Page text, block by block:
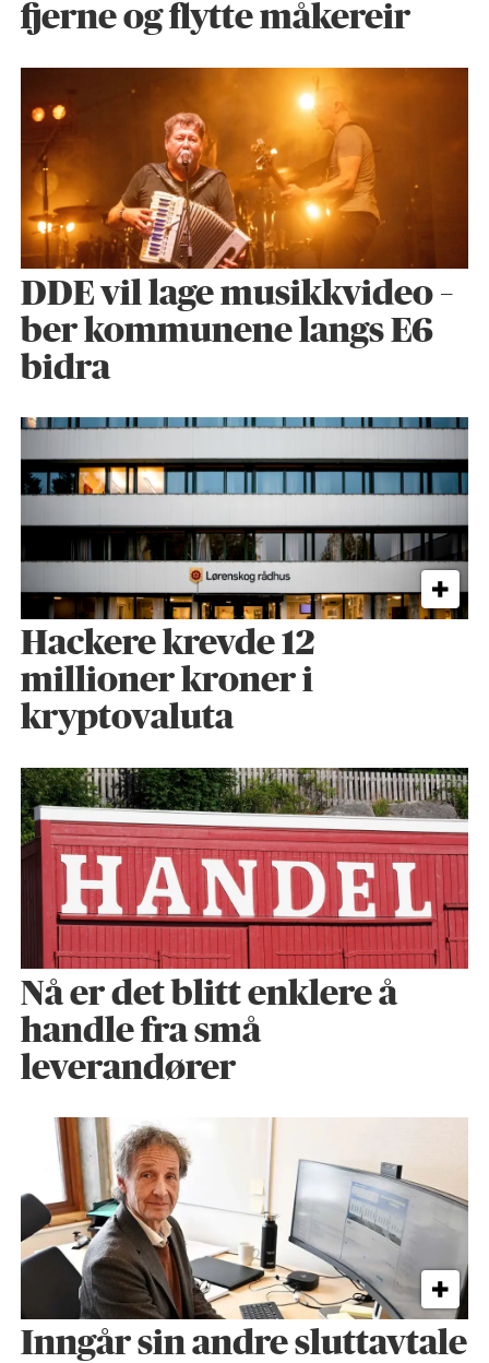
fjerne og flytte måkereir
DDE vil lage musikkvideo –
ber kommunene langs E6
bidra
Hackere krevde 12
millioner kroner i
kryptovaluta
Nå er det blitt enklere å
handle fra små
leverandører
Inngår sin andre sluttavtale